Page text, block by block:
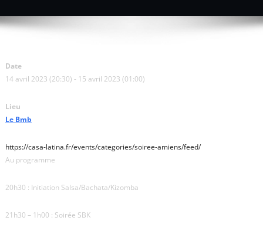
Date
14 avril 2023 (20:30) - 15 avril 2023 (01:00)
Lieu
Le Bmb
https://casa-latina.fr/events/categories/soiree-amiens/feed/
Au programme
20h30 : Initiation Salsa/Bachata/Kizomba
21h30 – 1h00 : Soirée SBK